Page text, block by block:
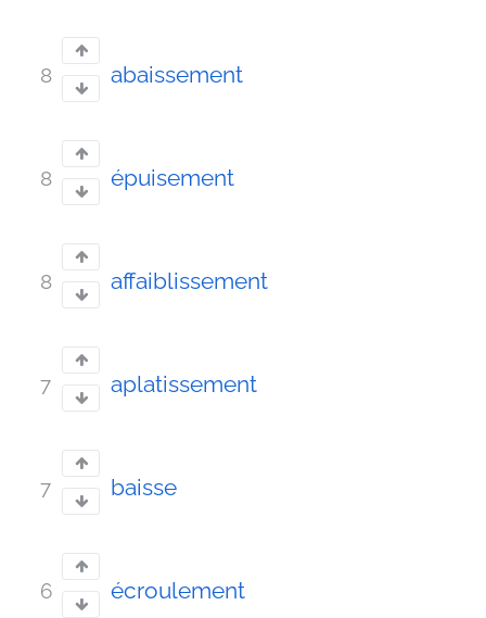
8 abaissement
8 épuisement
8 affaiblissement
7 aplatissement
7 baisse
6 écroulement